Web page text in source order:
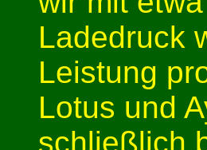
Ladedruck
Leistung
Lotus und
schließlich